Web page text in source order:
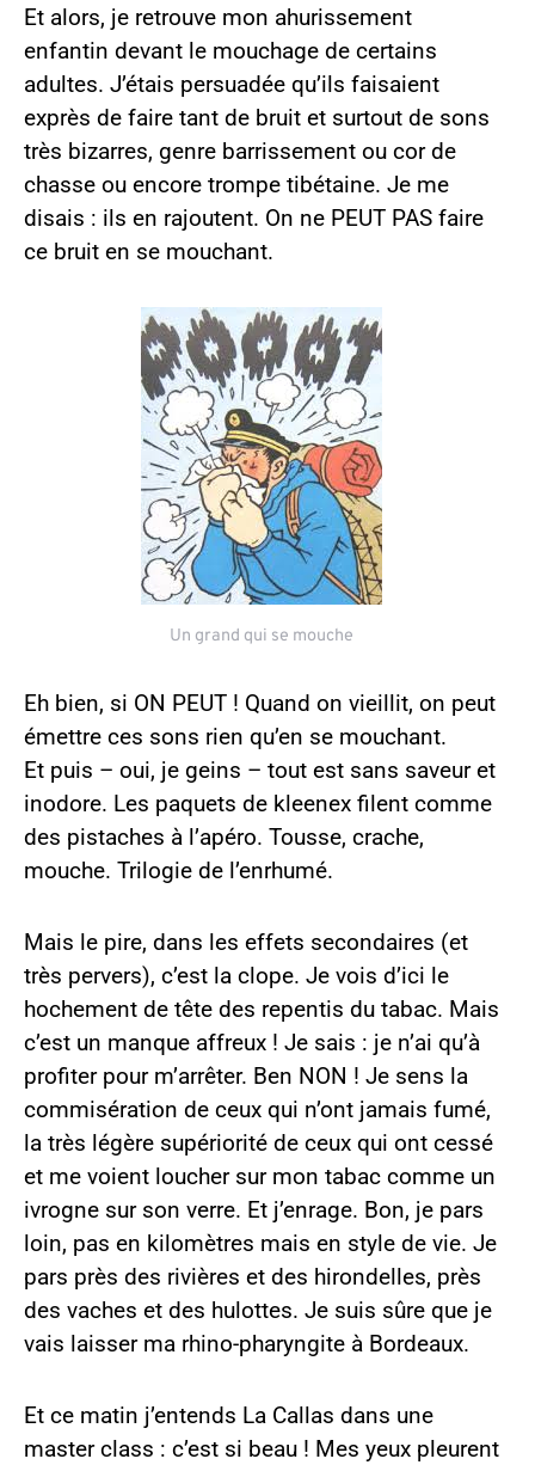
Et alors, je retrouve mon ahurissement
enfantin devant le mouchage de certains
adultes. J’étais persuadée qu’ils faisaient
exprès de faire tant de bruit et surtout de sons
très bizarres, genre barrissement ou cor de
chasse ou encore trompe tibétaine. Je me
disais : ils en rajoutent. On ne PEUT PAS faire
ce bruit en se mouchant.
Un grand qui se mouche
Eh bien, si ON PEUT ! Quand on vieillit, on peut
émettre ces sons rien qu’en se mouchant.
Et puis – oui, je geins – tout est sans saveur et
inodore. Les paquets de kleenex filent comme
des pistaches à l’apéro. Tousse, crache,
mouche. Trilogie de l’enrhumé.
Mais le pire, dans les effets secondaires (et
très pervers), c’est la clope. Je vois d’ici le
hochement de tête des repentis du tabac. Mais
c’est un manque affreux ! Je sais : je n’ai qu’à
profiter pour m’arrêter. Ben NON ! Je sens la
commisération de ceux qui n’ont jamais fumé,
la très légère supériorité de ceux qui ont cessé
et me voient loucher sur mon tabac comme un
ivrogne sur son verre. Et j’enrage. Bon, je pars
loin, pas en kilomètres mais en style de vie. Je
pars près des rivières et des hirondelles, près
des vaches et des hulottes. Je suis sûre que je
vais laisser ma rhino-pharyngite à Bordeaux.
Et ce matin j’entends La Callas dans une
master class : c’est si beau ! Mes yeux pleurent